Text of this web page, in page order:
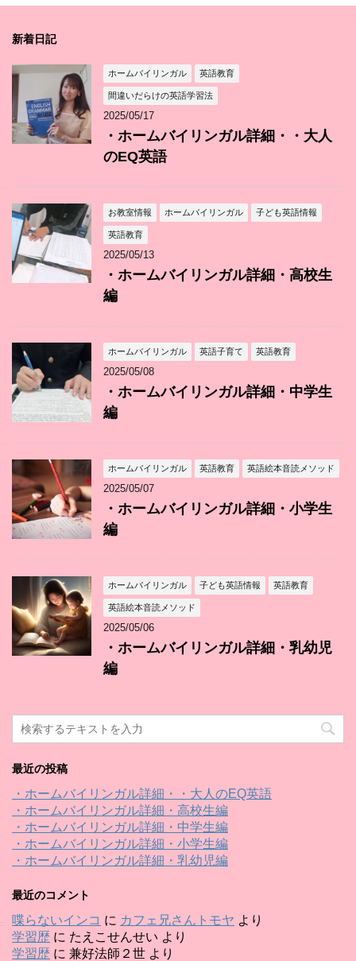
新着日記
ホームバイリンガル 英語教育
間違いだらけの英語学習法
2025/05/17
・ホームバイリンガル詳細・・大人
のEQ英語
お教室情報 ホームバイリンガル 子ども英語情報
英語教育
2025/05/13
・ホームバイリンガル詳細・高校生
編
ホームバイリンガル 英語子育て 英語教育
2025/05/08
・ホームバイリンガル詳細・中学生
編
ホームバイリンガル 英語教育 英語絵本音読メソッド
2025/05/07
・ホームバイリンガル詳細・小学生
編
ホームバイリンガル 子ども英語情報 英語教育
英語絵本音読メソッド
2025/05/06
・ホームバイリンガル詳細・乳幼児
編
最近の投稿
・ホームバイリンガル詳細・・大人のEQ英語
・ホームバイリンガル詳細・高校生編
・ホームバイリンガル詳細・中学生編
・ホームバイリンガル詳細・小学生編
・ホームバイリンガル詳細・乳幼児編
最近のコメント
喋らないインコ に カフェ兄さんトモヤ より
学習歴 に たえこせんせい より
学習歴 に 兼好法師２世 より